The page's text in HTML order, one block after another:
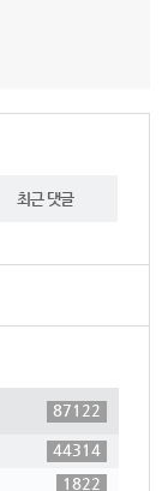
최근 댓글
87122
44314
1822